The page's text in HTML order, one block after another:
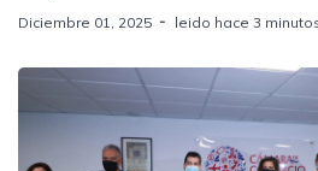
Diciembre 01, 2025 leido hace 3